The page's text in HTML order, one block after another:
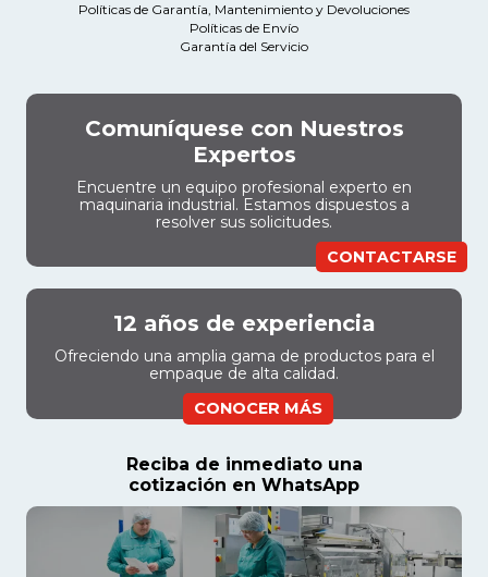
Políticas de Garantía, Mantenimiento y Devoluciones
Políticas de Envío
Garantía del Servicio
Comuníquese con Nuestros
Expertos
Encuentre un equipo profesional experto en
maquinaria industrial. Estamos dispuestos a
resolver sus solicitudes.
CONTACTARSE
12 años de experiencia
Ofreciendo una amplia gama de productos para el
empaque de alta calidad.
CONOCER MÁS
Reciba de inmediato una
cotización en WhatsApp